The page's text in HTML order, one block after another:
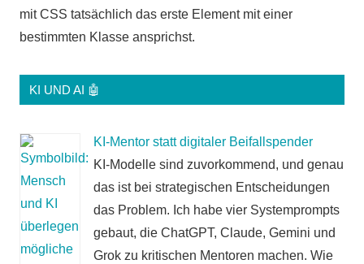
mit CSS tatsächlich das erste Element mit einer
bestimmten Klasse ansprichst.
KI UND AI 🤖
KI-Mentor statt digitaler Beifallspender
KI-Modelle sind zuvorkommend, und genau
das ist bei strategischen Entscheidungen
das Problem. Ich habe vier Systemprompts
gebaut, die ChatGPT, Claude, Gemini und
Grok zu kritischen Mentoren machen. Wie